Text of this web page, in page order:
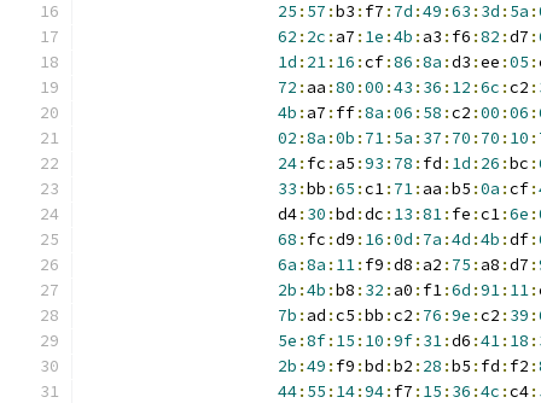
25 : 57 :b3 : f7 : 7d :49 :63 : 3d : 5a :
62 : 2c : a7 : 1e :4b : a3 : f6 :82 :d7 :
1d : 21: 16 :cf:86 :8a :d3 :ee :05 :
72 : aa :80 :00 :43 : 36 : 12 :6c :c2 :
4b : a7 : ff:8a :06 : 58 :c2 :00 :06 :
02 :8a :0b : 71: 5a : 37 : 70 : 70 : 10 :
24: fc : a5 :93 : 78 : fd : 1d : 26 :bc :
33 :bb :65 :c1: 71: aa :b5 :0a :cf:
                    d4
: 30 :bd :dc : 13 :81: fe :c1:6e :
68 : fc :d9 : 16 :0d : 7a :4d :4b :df:
6a :8a : 11: f9 :d8 : a2 : 75 : a8 :d7 :
2b :4b :b8 : 32 : a0 : f1:6d :91: 11:
7b : ad :c5 :bb :c2 : 76 :9e :c2 : 39 :
5e :8f: 15 : 10 :9f: 31:d6 :41: 18 :
2b :49 : f9 :bd :b2 : 28 :b5 : fd : f2 :
44: 55 : 14:94: f7 : 15 : 36 :4c :c4: